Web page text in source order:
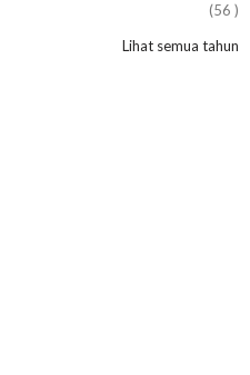
(10 )
(81 )
(86 )
(65 )
(51 )
(56 )
(31 )
(11 )
(12 )
(13 )
(19 )
(10 )
(14 )
(4 )
(20 )
(107 )
(11 )
(3 )
(5 )
(3 )
(1 )
(1 )
(1 )
(1 )
Lihat semua tahun